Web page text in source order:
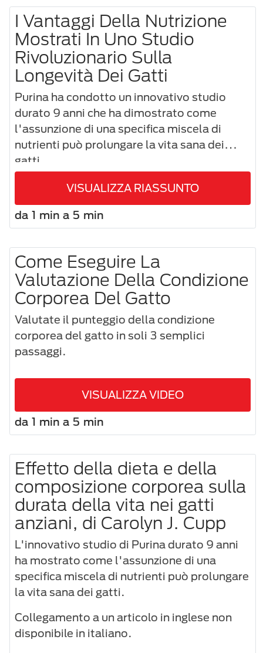
I Vantaggi Della Nutrizione
Mostrati In Uno Studio
Rivoluzionario Sulla
Longevità Dei Gatti
Purina ha condotto un innovativo studio
durato 9 anni che ha dimostrato come
l'assunzione di una specifica miscela di
nutrienti può prolungare la vita sana dei
gatti.
VISUALIZZA RIASSUNTO
da 1 min a 5 min
Come Eseguire La
Valutazione Della Condizione
Corporea Del Gatto
Valutate il punteggio della condizione
corporea del gatto in soli 3 semplici
passaggi.
VISUALIZZA VIDEO
da 1 min a 5 min
Effetto della dieta e della
composizione corporea sulla
durata della vita nei gatti
anziani, di Carolyn J. Cupp
L'innovativo studio di Purina durato 9 anni
ha mostrato come l'assunzione di una
specifica miscela di nutrienti può prolungare
la vita sana dei gatti.
Collegamento a un articolo in inglese non
disponibile in italiano.